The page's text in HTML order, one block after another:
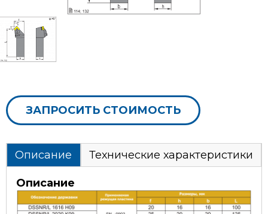
ЗАПРОСИТЬ СТОИМОСТЬ
Описание Технические характеристики
Описание